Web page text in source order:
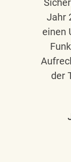
Jahr
einen
der